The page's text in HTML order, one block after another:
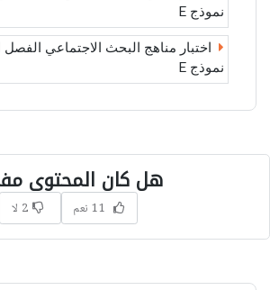
نموذج E
نموذج E
هل كان المحتوى
11 نعم 2 لا